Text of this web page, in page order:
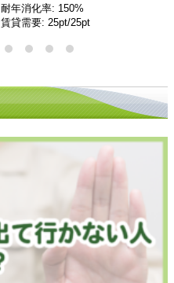
耐年消化率: 150%
賃貸需要: 25pt/25pt